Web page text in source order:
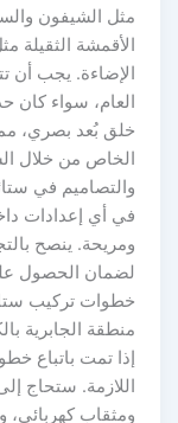
مثل الشيفون
الأقمشة الثقيلة
الإضاءة. يجب أن
العام، سواء كان
خلق بُعد بصري،
الخاص من خلال
والتصاميم في
في أي إعدادات
ومريحة. ينصح
لضمان الحصول
خطوات تركيب
منطقة الجابرية
إذا تمت باتباع
اللازمة. ستحاج
ومثقاب كهربائي،